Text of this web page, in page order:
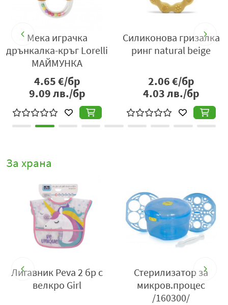
Мека играчка
кръг Lorelli
МАЙМУНКА
€/бр
лв./бр
Силиконова гризалка
ринг natural beige
€/бр
лв./бр
За храна
Лигавник Рeva 2 бр с
велкро Girl
Стерилизатор за
микров.процес
/160300/